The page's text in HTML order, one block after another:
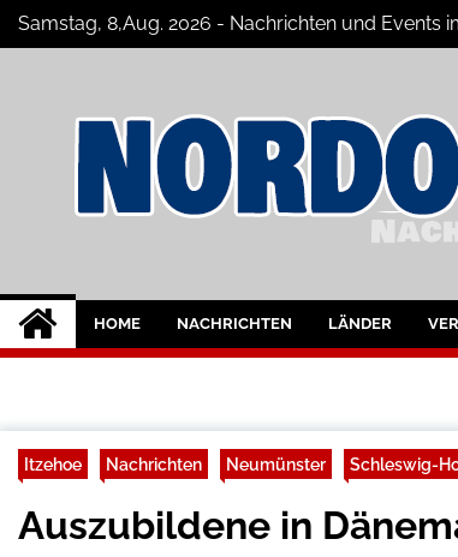
SkipSamstag, 8,Aug. 2026 - Nachrichten und
Nord-Ostsee-
Der Blog der Nord-Ostsee
HOME NACHRICHTEN LÄNDER
Itzehoe Nachrichten Neumünster Schleswig-
Auszubildene in